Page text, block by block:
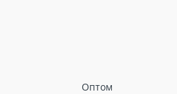
Оптом